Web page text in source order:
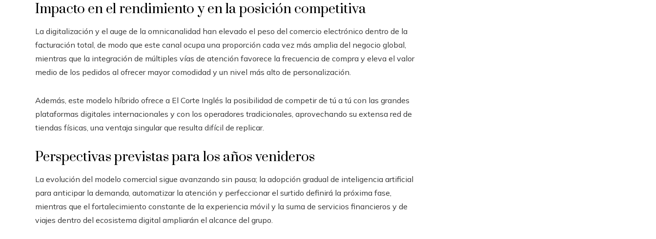
Impacto en el rendimiento y en la posición competitiva
La digitalización y el auge de la omnicanalidad han elevado el peso del comercio electrónico dentro de la
facturación total, de modo que este canal ocupa una proporción cada vez más amplia del negocio global,
mientras que la integración de múltiples vías de atención favorece la frecuencia de compra y eleva el valor
medio de los pedidos al ofrecer mayor comodidad y un nivel más alto de personalización.
Además, este modelo híbrido ofrece a El Corte Inglés la posibilidad de competir de tú a tú con las grandes
plataformas digitales internacionales y con los operadores tradicionales, aprovechando su extensa red de
tiendas físicas, una ventaja singular que resulta difícil de replicar.
Perspectivas previstas para los años venideros
La evolución del modelo comercial sigue avanzando sin pausa; la adopción gradual de inteligencia artificial
para anticipar la demanda, automatizar la atención y perfeccionar el surtido definirá la próxima fase,
mientras que el fortalecimiento constante de la experiencia móvil y la suma de servicios financieros y de
viajes dentro del ecosistema digital ampliarán el alcance del grupo.